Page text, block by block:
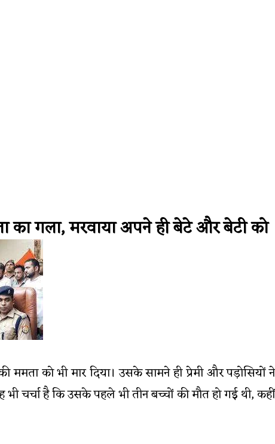
का गला, मरवाया अपने ही बेटे और बेटी को
ममता को भी मार दिया। उसके सामने ही प्रेमी और पड़ोसियों ने
चर्चा है कि उसके पहले भी तीन बच्चों की मौत हो गई थी, कहीं